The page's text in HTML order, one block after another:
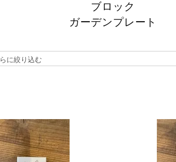
ブロック
ガーデンプレート